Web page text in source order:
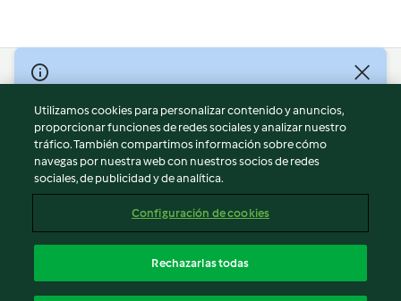
© Copyright 2026
Términos de uso
Política de privacidad
Aviso legal
Información legal
Reportar contenido
Declaración de accesibilidad
Utilizamos cookies para personalizar contenido y anuncios,
proporcionar funciones de redes sociales y analizar nuestro
tráfico. También compartimos información sobre cómo
navegas por nuestra web con nuestros socios de redes
sociales, de publicidad y de analítica.
Configuración de cookies
Rechazarlas todas